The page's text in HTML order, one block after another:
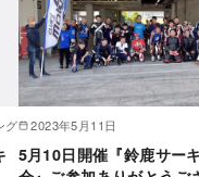
グ 2023年5月11日
5月10日開催『鈴鹿サー